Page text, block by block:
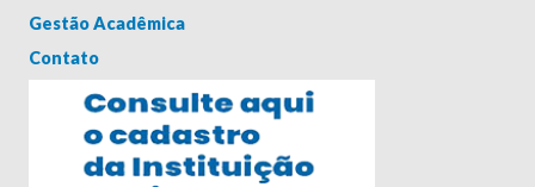
Gestão Acadêmica
Contato